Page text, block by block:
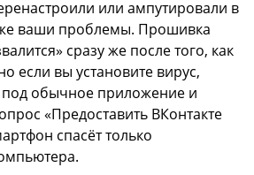
или ампутировали в
ваши проблемы. Прошивка
сразу же после того, как
если вы установите вирус,
обычное приложение и
«Предоставить ВКонтакте
спасёт только